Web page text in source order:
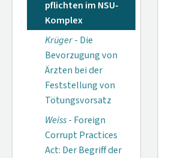
pflichten im NSU-
Komplex
Krüger- Die
Bevorzugung von
Ärzten bei der
Fest­stellung von
Tötungs­vorsatz
Weiss- Foreign
Corrupt Practices
Act: Der Begriff der